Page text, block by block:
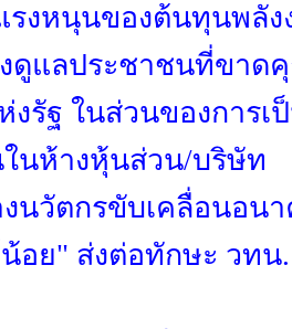
รงหนุนของต้นทุนพลัง
ดูแลประชาชนที่ขาด
งรัฐ ในส่วนของการ
นห้างหุ้นส่วน/บริษัท
งนวัตกรขับเคลื่อนอน
อย" ส่งต่อทักษะ วทน.